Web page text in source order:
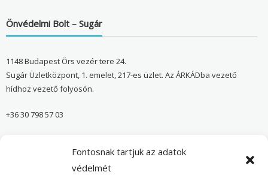
Fontosnak tartjuk az adatok
védelmét
Önvédelmi Bolt – Sugár
1148 Budapest Örs vezér tere 24.
Sugár Üzletközpont, 1. emelet, 217-es üzlet. Az ÁRKÁDba vezető
hídhoz vezető folyosón.
+36 30 798 57 03